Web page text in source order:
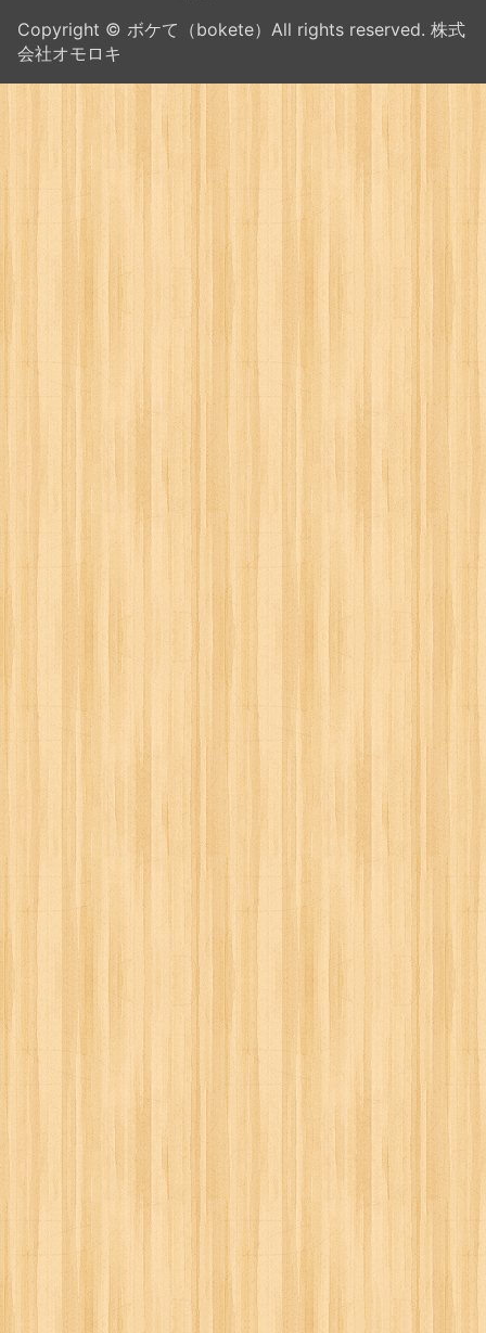
Copyright © ボケて（bokete）All rights reserved. 株式
会社オモロキ